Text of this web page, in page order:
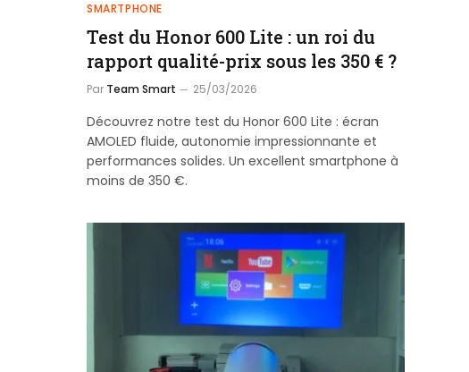
SMARTPHONE
Test du Honor 600 Lite : un roi du
rapport qualité-prix sous les 350 € ?
Par Team Smart 25/03/2026
Découvrez notre test du Honor 600 Lite : écran
AMOLED fluide, autonomie impressionnante et
performances solides. Un excellent smartphone à
moins de 350 €.